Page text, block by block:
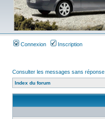
Connexion Inscription
Consulter les messages sans réponse
Index du forum